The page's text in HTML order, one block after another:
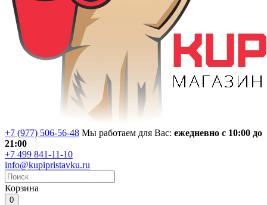
+7 (977) 506-56-48 Мы работаем для Вас: ежедневно с 10:00 до
21:00
+7 499 841-11-10
info@kupipristavku.ru
Корзина
0